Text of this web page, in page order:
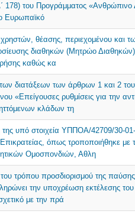
του Προγράμματος «Ανθρώπινο
Ευρωπαϊκό
θέασης, περιεχομένου και των
διαθηκών (Μητρώο
καθώς κα
διατάξεων των άρθρων 1 και 2
«Επείγουσες ρυθμίσεις για την
κλάδων τη
υπό στοιχεία ΥΠΠΟΑ/42709/30-
Επικρατείας, όπως τροποποιήθηκε
Ομοσπονδιών, Αθλη
τρόπου προσδιορισμού της παύσης
την υποχρέωση εκτέλεσης
με την πρά